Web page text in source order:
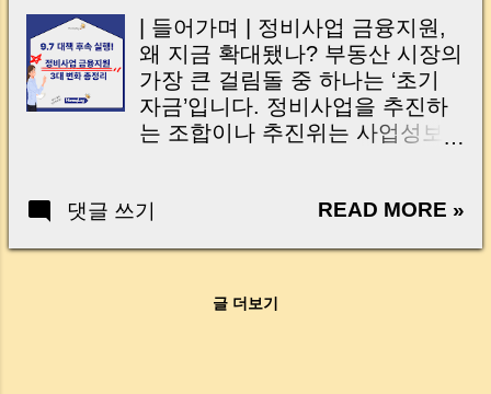
이는 가장 긴장되는 순간 입니다. 실제로 제가
중개 현장에서 겪었던 일입니다. 금요일 오후 3
시, 이체 한도에 막혀 송금이 멈췄고 그 자리에
서 계약이 무산될 뻔한 아찔한 상황이 있었습니
다. 또 어떤 분은 이렇게 말씀하십니다. “내 대출
인데 왜 내 통장으로 안 들어오죠?” “매도인이 대
사실은 ‘구조’를 몰라서 생기는 걱정입니다. 그래
서 오늘은 잔금일에 실제로 돈이 어떻게 움직이
는지, 왜 사고가 나는지, 그리고 무엇을 꼭 준비
드리겠습니다. 이 글 하나만 제대로 이해하시면,
| 들어가며 | 정비사업 금융지원,
왜 지금 확대됐나? 부동산 시장의
가장 큰 걸림돌 중 하나는 ‘초기
자금’입니다. 정비사업을 추진하
는 조합이나 추진위는 사업성보
런 현장의 목소리에 응답했습니
비사업의 숨통을 틔우는 지원책
댓글 쓰기 READ MORE »
글 더보기